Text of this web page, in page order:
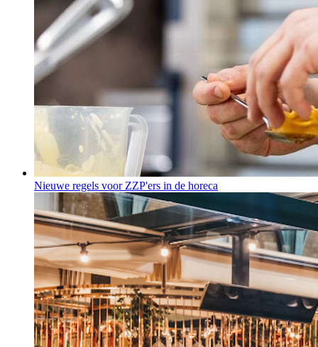
Nieuwe regels voor ZZP'ers in de horeca